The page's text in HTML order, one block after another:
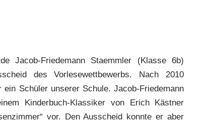
Jacob-Friedemann Staemmler (Klasse 6b)
des Vorlesewettbewerbs. Nach 2010
ein Schüler unserer Schule. Jacob-Friedemann
Kinderbuch-Klassiker von Erich Kästner
vor. Den Ausscheid konnte er aber